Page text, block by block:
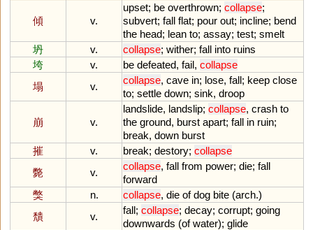
傾 v.
upset; be overthrown; collapse;
subvert; fall flat; pour out; incline; bend
the head; lean to; assay; test; smelt
坍
v. collapse; wither; fall into ruins
垮
v. be defeated, fail, collapse
塌
v.
collapse, cave in; lose, fall; keep close
to; settle down; sink, droop
崩 v.
landslide, landslip; collapse, crash to
the ground, burst apart; fall in ruin;
break, down burst
摧
v. break; destory; collapse
斃
v.
collapse, fall from power; die; fall
forward
獘
n. collapse, die of dog bite (arch.)
穨
v.
fall; collapse; decay; corrupt; going
downwards (of water); glide